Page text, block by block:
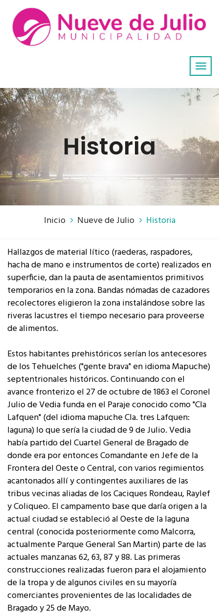
Historia
Inicio Nueve de Julio Historia
Hallazgos de material lítico (raederas, raspadores,
hacha de mano e instrumentos de corte) realizados en
superficie, dan la pauta de asentamientos primitivos
temporarios en la zona. Bandas nómadas de cazadores
recolectores eligieron la zona instalándose sobre las
riveras lacustres el tiempo necesario para proveerse
de alimentos.
Estos habitantes prehistóricos serían los antecesores
de los Tehuelches ("gente brava" en idioma Mapuche)
septentrionales históricos. Continuando con el
avance fronterizo el 27 de octubre de 1863 el Coronel
Julio de Vedia funda en el Paraje conocido como "Cla
Lafquen" (del idioma mapuche Cla. tres Lafquen:
laguna) lo que sería la ciudad de 9 de Julio. Vedia
había partido del Cuartel General de Bragado de
donde era por entonces Comandante en Jefe de la
Frontera del Oeste o Central, con varios regimientos
acantonados allí y contingentes auxiliares de las
tribus vecinas aliadas de los Caciques Rondeau, Raylef
y Coliqueo. El campamento base que daría origen a la
actual ciudad se estableció al Oeste de la laguna
central (conocida posteriormente como Malcorra,
actualmente Parque General San Martin) parte de las
actuales manzanas 62, 63, 87 y 88. Las primeras
construcciones realizadas fueron para el alojamiento
de la tropa y de algunos civiles en su mayoría
comerciantes provenientes de las localidades de
Bragado y 25 de Mayo.